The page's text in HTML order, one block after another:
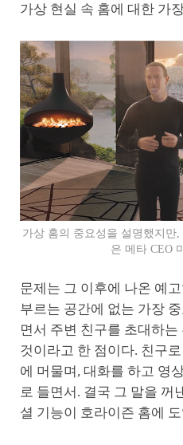
가상 현실 속 홈에 대한 가
가상 홈의 중요성을 설명했지만
은 메타 CEO
문제는 그 이후에 나온 예
부르는 공간에 없는 가장
면서 주변 친구를 초대하
것이라고 한 점이다. 친구
에 머물며, 대화를 하고 영
로 들면서. 결국 그 말을 꺼
셜 기능이 호라이즌 홈에